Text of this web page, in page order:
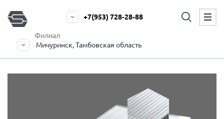
Филиал
Мичуринск, Тамбовская область
+7(953) 728-28-88